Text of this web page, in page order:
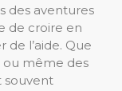
des aventures
de croire en
de l’aide. Que
ou même des
souvent